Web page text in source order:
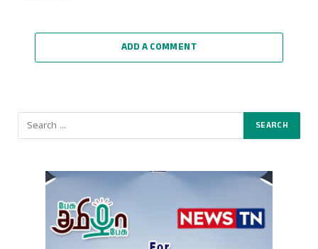
ADD A COMMENT